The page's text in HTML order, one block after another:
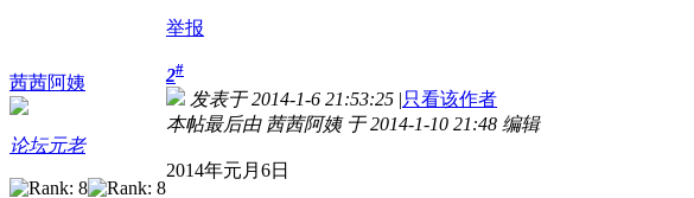
举报
茜茜阿姨
论坛元老
2#
发表于 2014-1-6 21:53:25 |只看该作者
本帖最后由 茜茜阿姨 于 2014-1-10 21:48 编辑
2014年元月6日